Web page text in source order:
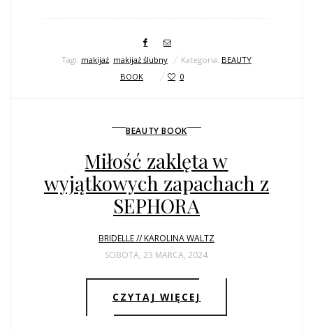
Tagi: makijaż, makijaż ślubny Kategoria: BEAUTY
BOOK
0
BEAUTY BOOK
Miłość zaklęta w
wyjątkowych zapachach z
SEPHORA
BRIDELLE // KAROLINA WALTZ
SOBOTA, 23 MARCA, 2024
CZYTAJ WIĘCEJ